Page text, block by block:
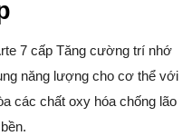
7 cấp Tăng cường trí nhớ
năng lượng cho cơ thể với
các chất oxy hóa chống lão